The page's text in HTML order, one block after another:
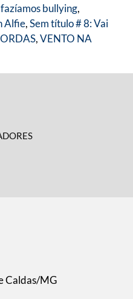
bullying,
Alfie,Sem título # 8: Vai
,VENTO NA
Caldas/MG